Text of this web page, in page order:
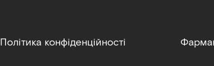
Політика конфіденційності